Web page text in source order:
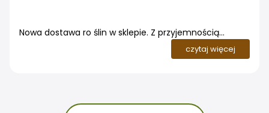
Nowa dostawa ro ślin w sklepie. Z przyjemnością
informujemy, że właśnie otrzymaliśmy świeżą dostawę
roślin akwariowych. W ofercie znalazło się blisko 280
Echinodorusy, mchy, paprocie oraz rośliny pływające
czytaj więcej